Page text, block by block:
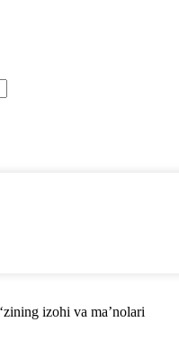
izohi va ma’nolari